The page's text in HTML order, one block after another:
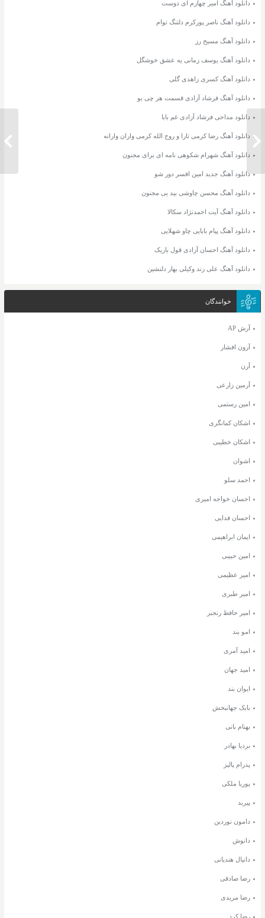
دانلود آهنگ ناصر زینلی نفس
دانلود آهنگ امیر چهارم ای دوست
دانلود آهنگ ناصر پورکرم دلتنگ توام
دانلود آهنگ مسیح رز
دانلود آهنگ یوسف زمانی یه عشق خوشگل
دانلود آهنگ کسری زاهدی گلی
دانلود آهنگ فرشاد آزادی قسمت هر چی بو
دانلود مداحی فرشاد آزادی غم بابا
دانلود آهنگ رضا کرمی تارا و روح الله کرمی واران وارانه
دانلود آهنگ شهرام شکوهی نامه ای برای مجنون
دانلود آهنگ جدید امین افسر دور شو
دانلود آهنگ محسن چاوشی بید بی مجنون
دانلود آهنگ آیت احمدنژاد سکالا
دانلود آهنگ پیام بابایی چاو شهلایی
دانلود آهنگ احسان آزادی قول باریک
دانلود آهنگ علی زند وکیلی بهار دلنشین
خوانندگان
آرش AP
آرون افشار
آرن
آرمین زارعی
امین رستمی
اشکان کمانگری
اشکان خطیبی
اشوان
احمد سلو
احسان خواجه امیری
احسان فدایی
ایمان ابراهیمی
امین حبیبی
امیر عظیمی
امیر طبری
امیر حافظ رنجبر
امو بند
امید آمری
امید جهان
ایوان بند
بابک جهانبخش
بهنام بانی
بردیا بهادر
پدرام پالیز
پوریا ملکی
پیربد
دامون نوردین
دانوش
دانیال هندیانی
رضا صادقی
رضا مریدی
رضا کرد